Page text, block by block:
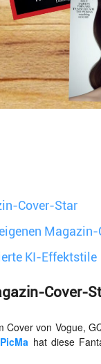
Cover-Star
Magazin-
KI-Effektstile
Cover-
von Vogue,
PicMa hat diese